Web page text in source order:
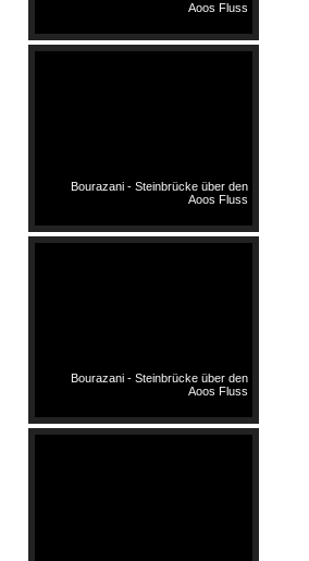
Aoos Fluss
Bourazani - Steinbrücke über den
Aoos Fluss
Bourazani - Steinbrücke über den
Aoos Fluss